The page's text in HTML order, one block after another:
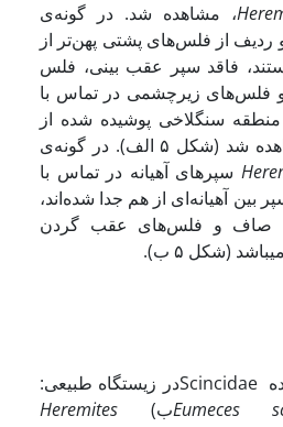
، مشاهده شد. در گونه‌ی
ردیف از فلس‌های پشتی پهن‌تر از
فاقد سپر عقب بینی، فلس
و فلس‌های زیرچشمی در تماس با
سنگلاخی پوشیده شده از
۵ الف). در گونه‌ی
سپرهای آهیانه در تماس با
بین آهیانه‌ای از هم جدا شده‌اند،
صاف و فلس‌های عقب گردن
(شکل ۵ ب).
شکل ۵. گونه‌هایی خانواده Scincidaeدر زیستگاه طبیعی:
Eumecesب) Heremites